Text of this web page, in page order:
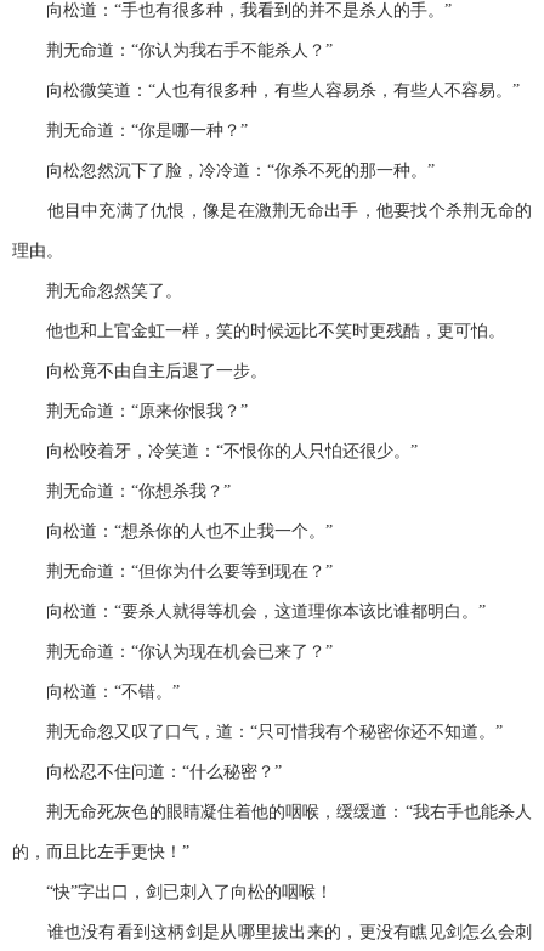
向松道：“手也有很多种，我看到的并不是杀人的手。”
荆无命道：“你认为我右手不能杀人？”
向松微笑道：“人也有很多种，有些人容易杀，有些人不容易。”
荆无命道：“你是哪一种？”
向松忽然沉下了脸，冷冷道：“你杀不死的那一种。”
他目中充满了仇恨，像是在激荆无命出手，他要找个杀荆无命的
理由。
荆无命忽然笑了。
他也和上官金虹一样，笑的时候远比不笑时更残酷，更可怕。
向松竟不由自主后退了一步。
荆无命道：“原来你恨我？”
向松咬着牙，冷笑道：“不恨你的人只怕还很少。”
荆无命道：“你想杀我？”
向松道：“想杀你的人也不止我一个。”
荆无命道：“但你为什么要等到现在？”
向松道：“要杀人就得等机会，这道理你本该比谁都明白。”
荆无命道：“你认为现在机会已来了？”
向松道：“不错。”
荆无命忽又叹了口气，道：“只可惜我有个秘密你还不知道。”
向松忍不住问道：“什么秘密？”
荆无命死灰色的眼睛凝住着他的咽喉，缓缓道：“我右手也能杀人
的，而且比左手更快！”
“快”字出口，剑已刺入了向松的咽喉！
谁也没有看到这柄剑是从哪里拔出来的，更没有瞧见剑怎么会刺